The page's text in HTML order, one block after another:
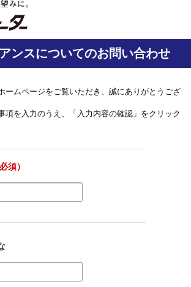
ンスについてのお問い合わせ
ームページをご覧いただき、誠にありがとうござ
項を入力のうえ、「入力内容の確認」をクリック
必須）